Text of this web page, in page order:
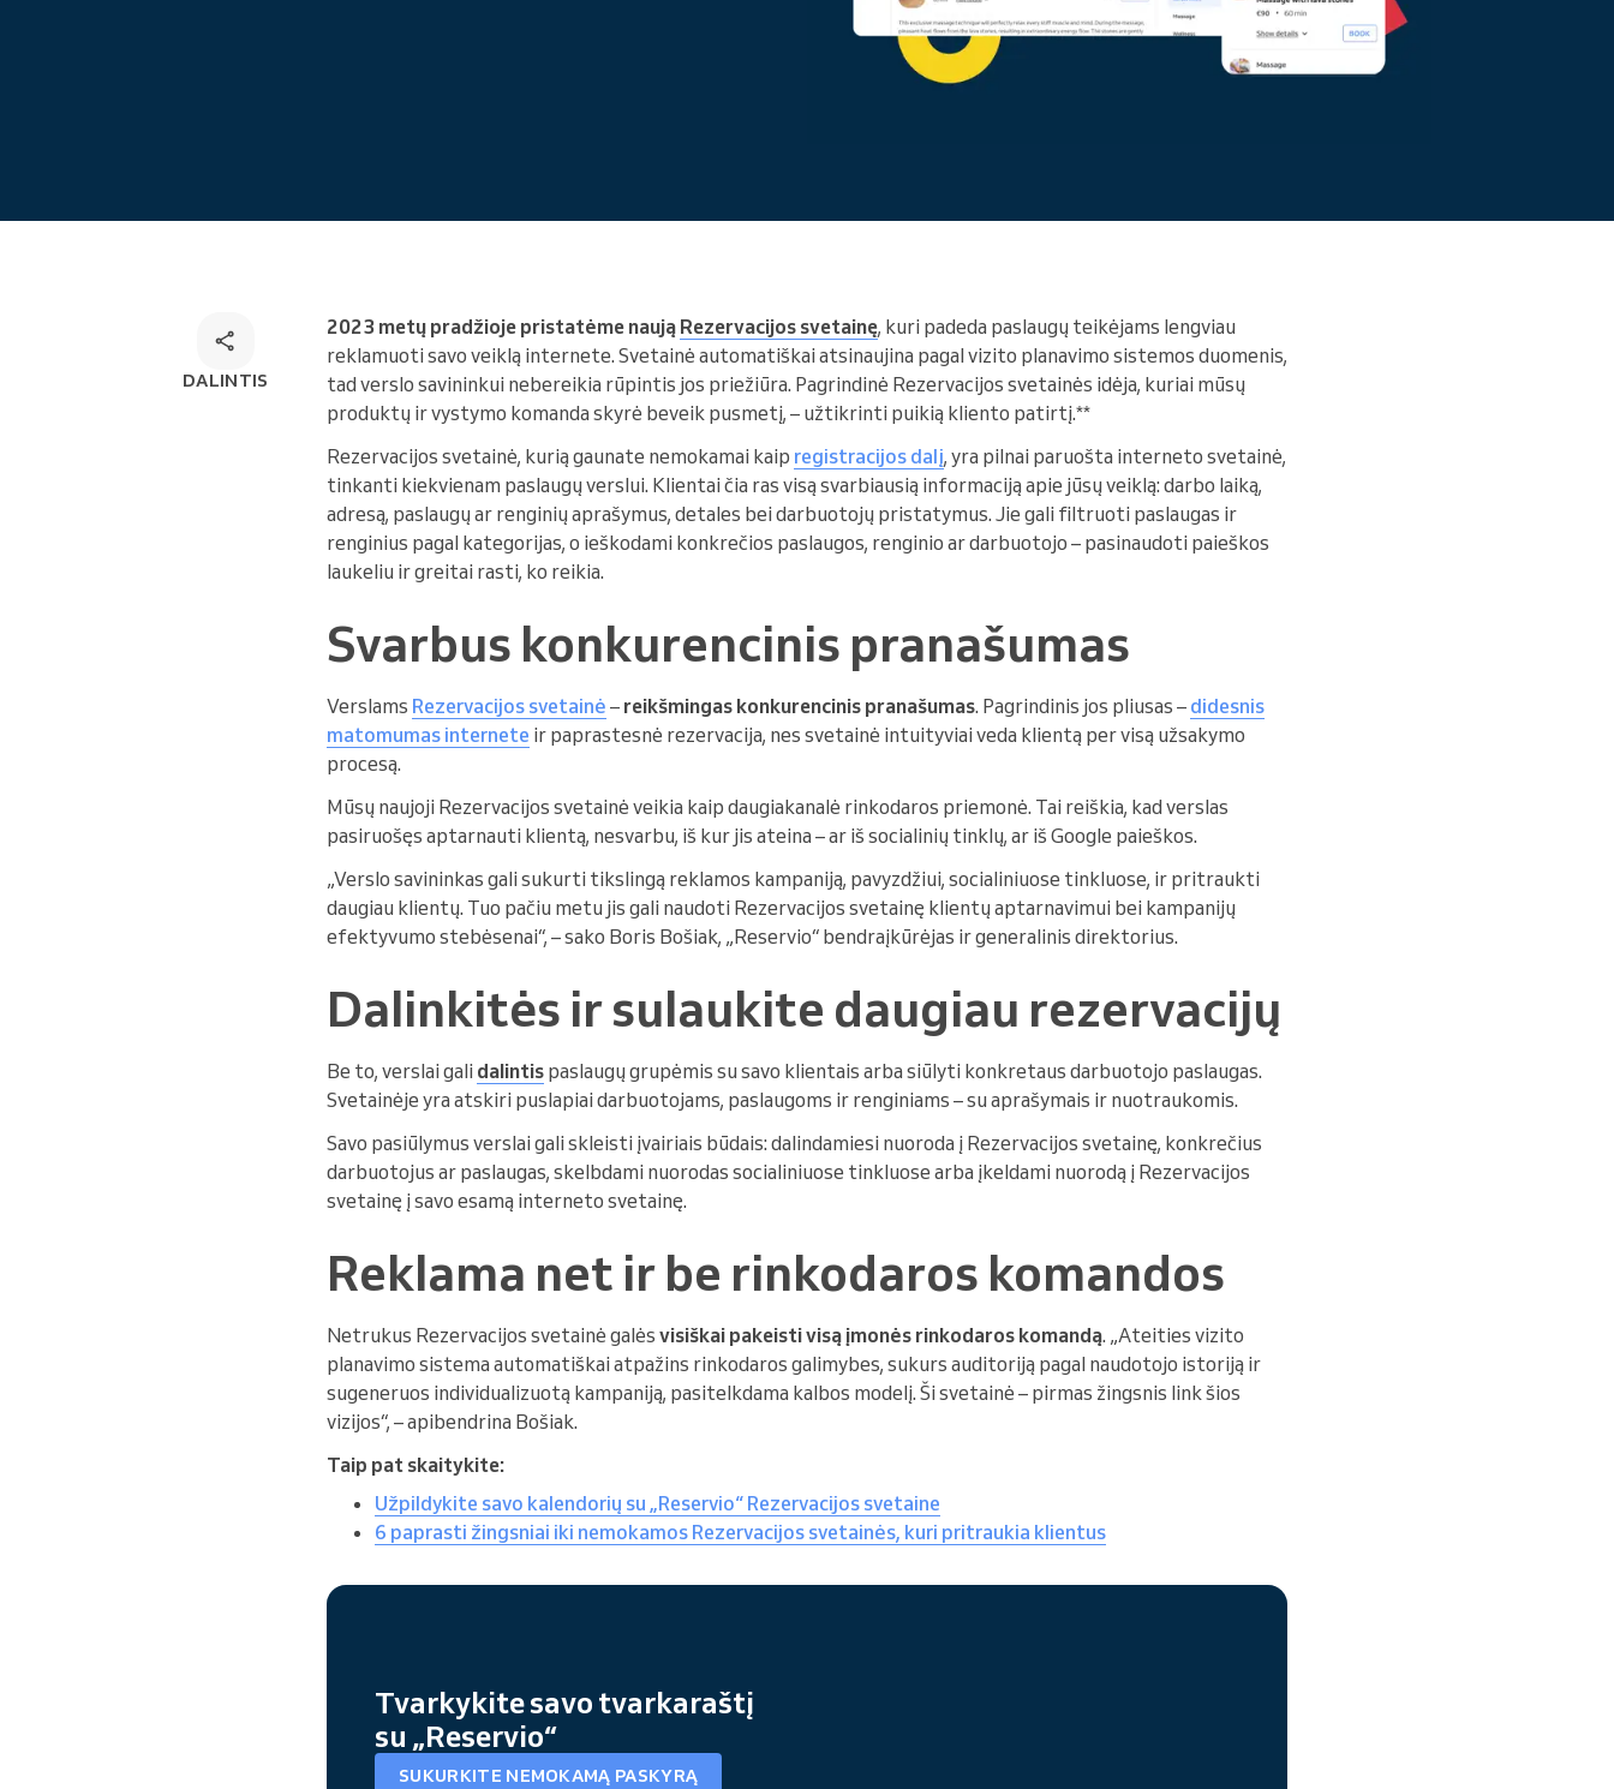
Skaityti daugiau
DALINTIS
2023 metų pradžioje pristatėme naują Rezervacijos svetainę, kuri padeda paslaugų teikėjams lengviau
reklamuoti savo veiklą internete. Svetainė automatiškai atsinaujina pagal vizito planavimo sistemos duomenis,
tad verslo savininkui nebereikia rūpintis jos priežiūra. Pagrindinė Rezervacijos svetainės idėja, kuriai mūsų
produktų ir vystymo komanda skyrė beveik pusmetį, – užtikrinti puikią kliento patirtį.**
Rezervacijos svetainė, kurią gaunate nemokamai kaip registracijos dalį, yra pilnai paruošta interneto svetainė,
tinkanti kiekvienam paslaugų verslui. Klientai čia ras visą svarbiausią informaciją apie jūsų veiklą: darbo laiką,
adresą, paslaugų ar renginių aprašymus, detales bei darbuotojų pristatymus. Jie gali filtruoti paslaugas ir
renginius pagal kategorijas, o ieškodami konkrečios paslaugos, renginio ar darbuotojo – pasinaudoti paieškos
laukeliu ir greitai rasti, ko reikia.
Svarbus konkurencinis pranašumas
Verslams Rezervacijos svetainė – reikšmingas konkurencinis pranašumas. Pagrindinis jos pliusas – didesnis
matomumas internete ir paprastesnė rezervacija, nes svetainė intuityviai veda klientą per visą užsakymo
procesą.
Mūsų naujoji Rezervacijos svetainė veikia kaip daugiakanalė rinkodaros priemonė. Tai reiškia, kad verslas
pasiruošęs aptarnauti klientą, nesvarbu, iš kur jis ateina – ar iš socialinių tinklų, ar iš Google paieškos.
„Verslo savininkas gali sukurti tikslingą reklamos kampaniją, pavyzdžiui, socialiniuose tinkluose, ir pritraukti
daugiau klientų. Tuo pačiu metu jis gali naudoti Rezervacijos svetainę klientų aptarnavimui bei kampanijų
efektyvumo stebėsenai“, – sako Boris Bošiak, „Reservio“ bendraįkūrėjas ir generalinis direktorius.
Dalinkitės ir sulaukite daugiau rezervacijų
Be to, verslai gali dalintis paslaugų grupėmis su savo klientais arba siūlyti konkretaus darbuotojo paslaugas.
Svetainėje yra atskiri puslapiai darbuotojams, paslaugoms ir renginiams – su aprašymais ir nuotraukomis.
Savo pasiūlymus verslai gali skleisti įvairiais būdais: dalindamiesi nuoroda į Rezervacijos svetainę, konkrečius
darbuotojus ar paslaugas, skelbdami nuorodas socialiniuose tinkluose arba įkeldami nuorodą į Rezervacijos
svetainę į savo esamą interneto svetainę.
Reklama net ir be rinkodaros komandos
Netrukus Rezervacijos svetainė galės visiškai pakeisti visą įmonės rinkodaros komandą. „Ateities vizito
planavimo sistema automatiškai atpažins rinkodaros galimybes, sukurs auditoriją pagal naudotojo istoriją ir
sugeneruos individualizuotą kampaniją, pasitelkdama kalbos modelį. Ši svetainė – pirmas žingsnis link šios
vizijos“, – apibendrina Bošiak.
Taip pat skaitykite:
Užpildykite savo kalendorių su „Reservio“ Rezervacijos svetaine
6 paprasti žingsniai iki nemokamos Rezervacijos svetainės, kuri pritraukia klientus
Tvarkykite savo tvarkaraštį
su „Reservio“
SUKURKITE NEMOKAMĄ PASKYRĄ